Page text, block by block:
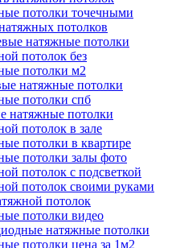
потолки точечными
потолков
натяжные потолки
потолок без
потолки м2
натяжные потолки
потолки спб
натяжные потолки
потолок в зале
потолки в квартире
потолки залы фото
потолок с подсветкой
потолок своими руками
потолок
потолки видео
натяжные потолки
потолки цена за 1м2